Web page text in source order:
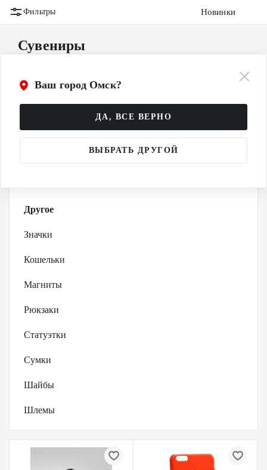
Ваш город Омск?
ДА, ВСЕ ВЕРНО
ВЫБРАТЬ ДРУГОЙ
Авторамки
Другое
Значки
Кошельки
Магниты
Рюкзаки
Статуэтки
Сумки
Шайбы
Шлемы
Сувениры
Фильтры Новинки